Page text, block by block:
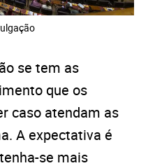
se tem as
que os
caso atendam as
A expectativa é
se mais